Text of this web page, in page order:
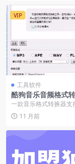
VIP
工具软件
酷狗音乐音频格式
持批量转换
一款音乐格式转换器支
APE、WAV、FLAC进行
转换支持批...
11 月前